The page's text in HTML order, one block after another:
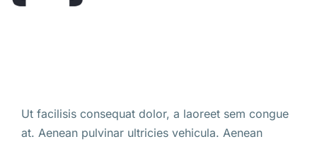
Ut facilisis consequat dolor, a laoreet sem congue
at. Aenean pulvinar ultricies vehicula. Aenean